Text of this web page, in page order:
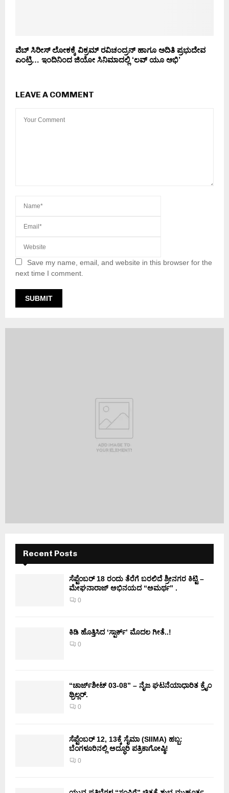
ವೆಬ್ ಸಿರೀಸ್ ಲೋಕಕ್ಕೆ ವಿಕ್ರಮ್ ರವಿಚಂದ್ರನ್ ಹಾಗೂ ಅದಿತಿ ಪ್ರಭುದೇವ
ಎಂಟ್ರಿ… ಇಂದಿನಿಂದ ಜಿಯೋ ಸಿನಿಮಾದಲ್ಲಿ ‘ಲವ್ ಯೂ ಅಭಿ’
LEAVE A COMMENT
Save my name, email, and website in this browser for the
next time I comment.
Recent Posts
ಸೆಪ್ಟೆಂಬರ್ 18 ರಂದು ತೆರೆಗೆ ಬರಲಿದೆ ಶ್ರೀನಗರ ಕಿಟ್ಟಿ –
ಮೇಘನಾರಾಜ್ ಅಭಿನಯದ “ಅಮರ್ಥ” .
0
ಕಿಡಿ‌‌ ಹೊತ್ತಿಸಿದ ‘ಸ್ಪಾರ್ಕ್’ ಮೊದಲ‌ ಗೀತೆ..!
0
“ಚಾರ್ಜ್‌ಶೀಟ್ 03-08” – ನೈಜ ಘಟನೆಯಾಧಾರಿತ ಕ್ರೈಂ
ಥ್ರಿಲ್ಲರ್.
0
ಸೆಪ್ಟೆಂಬರ್ 12, 13ಕ್ಕೆ ಸೈಮಾ (SIIMA) ಹಬ್ಬ:
ಬೆಂಗಳೂರಿನಲ್ಲಿ ಅದ್ಧೂರಿ ಪತ್ರಿಕಾಗೋಷ್ಠಿ!
0